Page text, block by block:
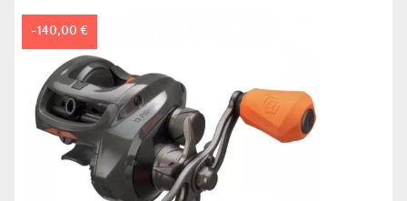
-140,00 €